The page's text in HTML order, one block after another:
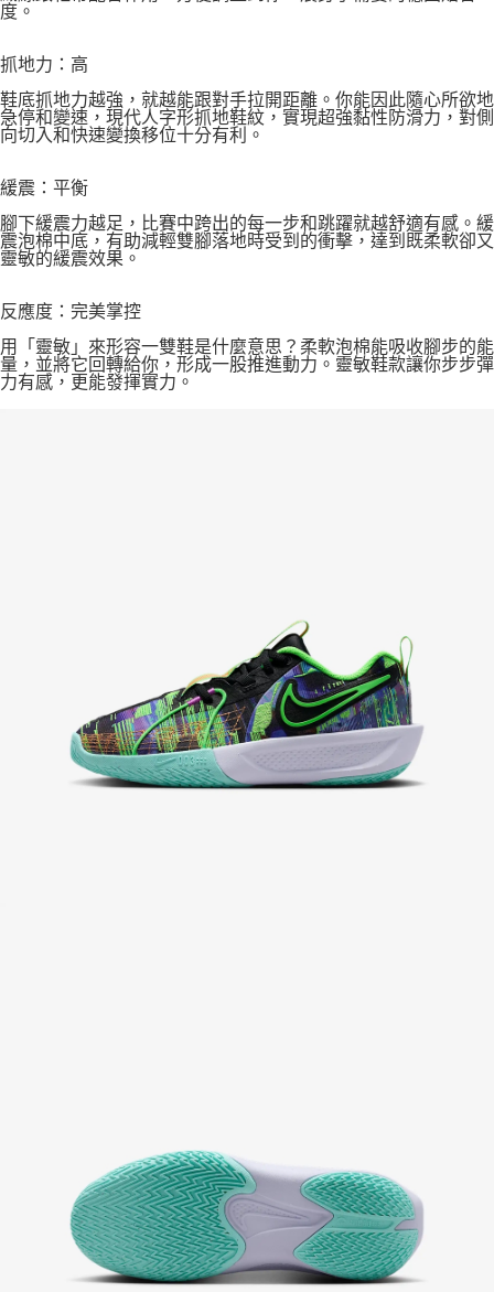
度。
抓地力：高
鞋底抓地力越強，就越能跟對手拉開距離。你能因此隨心所欲地
急停和變速，現代人字形抓地鞋紋，實現超強黏性防滑力，對側
向切入和快速變換移位十分有利。
緩震：平衡
腳下緩震力越足，比賽中跨出的每一步和跳躍就越舒適有感。緩
震泡棉中底，有助減輕雙腳落地時受到的衝擊，達到既柔軟卻又
靈敏的緩震效果。
反應度：完美掌控
用「靈敏」來形容一雙鞋是什麼意思？柔軟泡棉能吸收腳步的能
量，並將它回轉給你，形成一股推進動力。靈敏鞋款讓你步步彈
力有感，更能發揮實力。